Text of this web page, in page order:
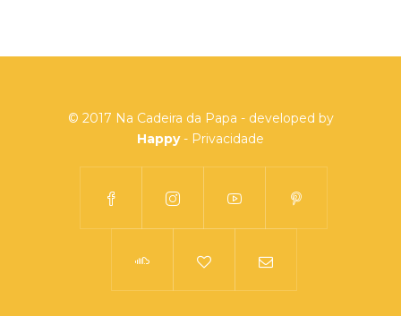
© 2017 Na Cadeira da Papa - developed by
Happy- Privacidade